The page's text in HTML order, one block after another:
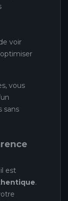
voir
vous
sans
est
.